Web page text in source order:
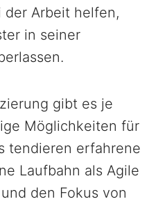
der Arbeit helfen,
in seiner
gibt es je
Möglichkeiten für
tendieren erfahrene
Laufbahn als Agile
den Fokus von